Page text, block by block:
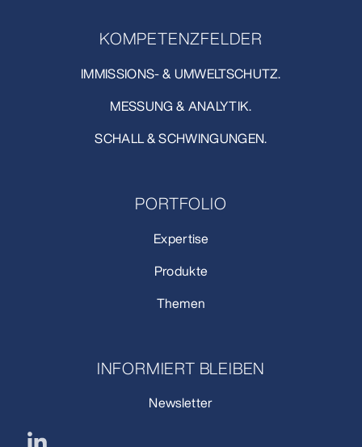
KOMPETENZFELDER
IMMISSIONS- & UMWELTSCHUTZ.
MESSUNG & ANALYTIK.
SCHALL & SCHWINGUNGEN.
PORTFOLIO
Expertise
Produkte
Themen
INFORMIERT BLEIBEN
Newsletter